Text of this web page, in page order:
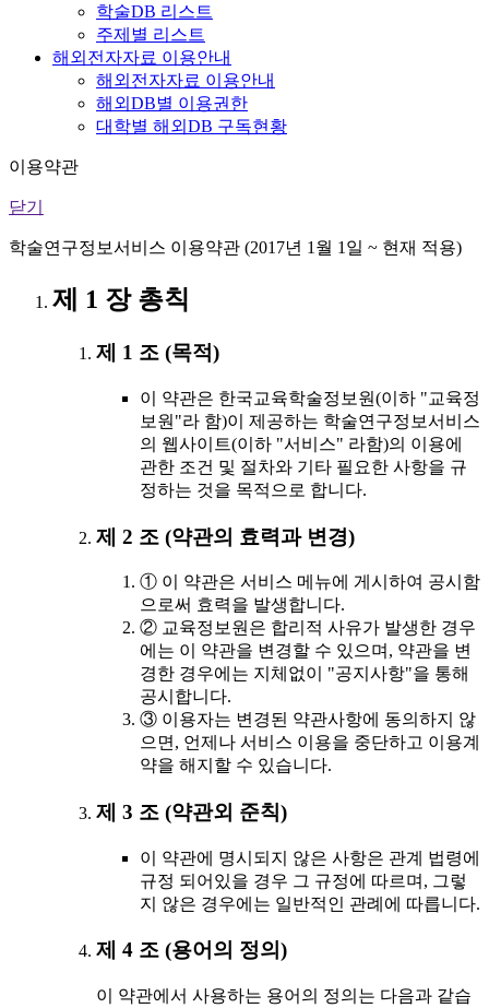
학술DB 리스트
주제별 리스트
해외전자자료 이용안내
해외전자자료 이용안내
해외DB별 이용권한
대학별 해외DB 구독현황
이용약관
닫기
학술연구정보서비스 이용약관 (2017년 1월 1일 ~ 현재 적용)
제 1 장 총칙
제 1 조 (목적)
이 약관은 한국교육학술정보원(이하 "교육정
보원"라 함)이 제공하는 학술연구정보서비스
의 웹사이트(이하 "서비스" 라함)의 이용에
관한 조건 및 절차와 기타 필요한 사항을 규
정하는 것을 목적으로 합니다.
제 2 조 (약관의 효력과 변경)
① 이 약관은 서비스 메뉴에 게시하여 공시함
으로써 효력을 발생합니다.
② 교육정보원은 합리적 사유가 발생한 경우
에는 이 약관을 변경할 수 있으며, 약관을 변
경한 경우에는 지체없이 "공지사항"을 통해
공시합니다.
③ 이용자는 변경된 약관사항에 동의하지 않
으면, 언제나 서비스 이용을 중단하고 이용계
약을 해지할 수 있습니다.
제 3 조 (약관외 준칙)
이 약관에 명시되지 않은 사항은 관계 법령에
규정 되어있을 경우 그 규정에 따르며, 그렇
지 않은 경우에는 일반적인 관례에 따릅니다.
제 4 조 (용어의 정의)
이 약관에서 사용하는 용어의 정의는 다음과 같습